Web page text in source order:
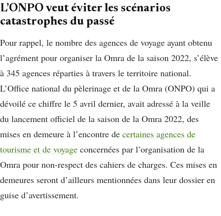
L’ONPO veut éviter les scénarios
catastrophes du passé
Pour rappel, le nombre des agences de voyage ayant obtenu
l’agrément pour organiser la Omra de la saison 2022, s’élève
à 345 agences réparties à travers le territoire national.
L’Office national du pèlerinage et de la Omra (ONPO) qui a
dévoilé ce chiffre le 5 avril dernier, avait adressé à la veille
du lancement officiel de la saison de la Omra 2022, des
mises en demeure à l’encontre de certaines agences de
tourisme et de voyage concernées par l’organisation de la
Omra pour non-respect des cahiers de charges. Ces mises en
demeures seront d’ailleurs mentionnées dans leur dossier en
guise d’avertissement.